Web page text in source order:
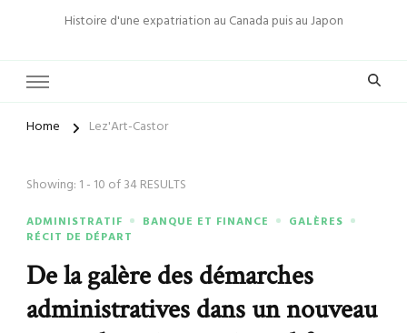
Histoire d'une expatriation au Canada puis au Japon
Home Lez'Art-Castor
Showing: 1 - 10 of 34 RESULTS
ADMINISTRATIF BANQUE ET FINANCE
GALÈRES
RÉCIT DE DÉPART
De la galère des démarches
administratives dans un nouveau